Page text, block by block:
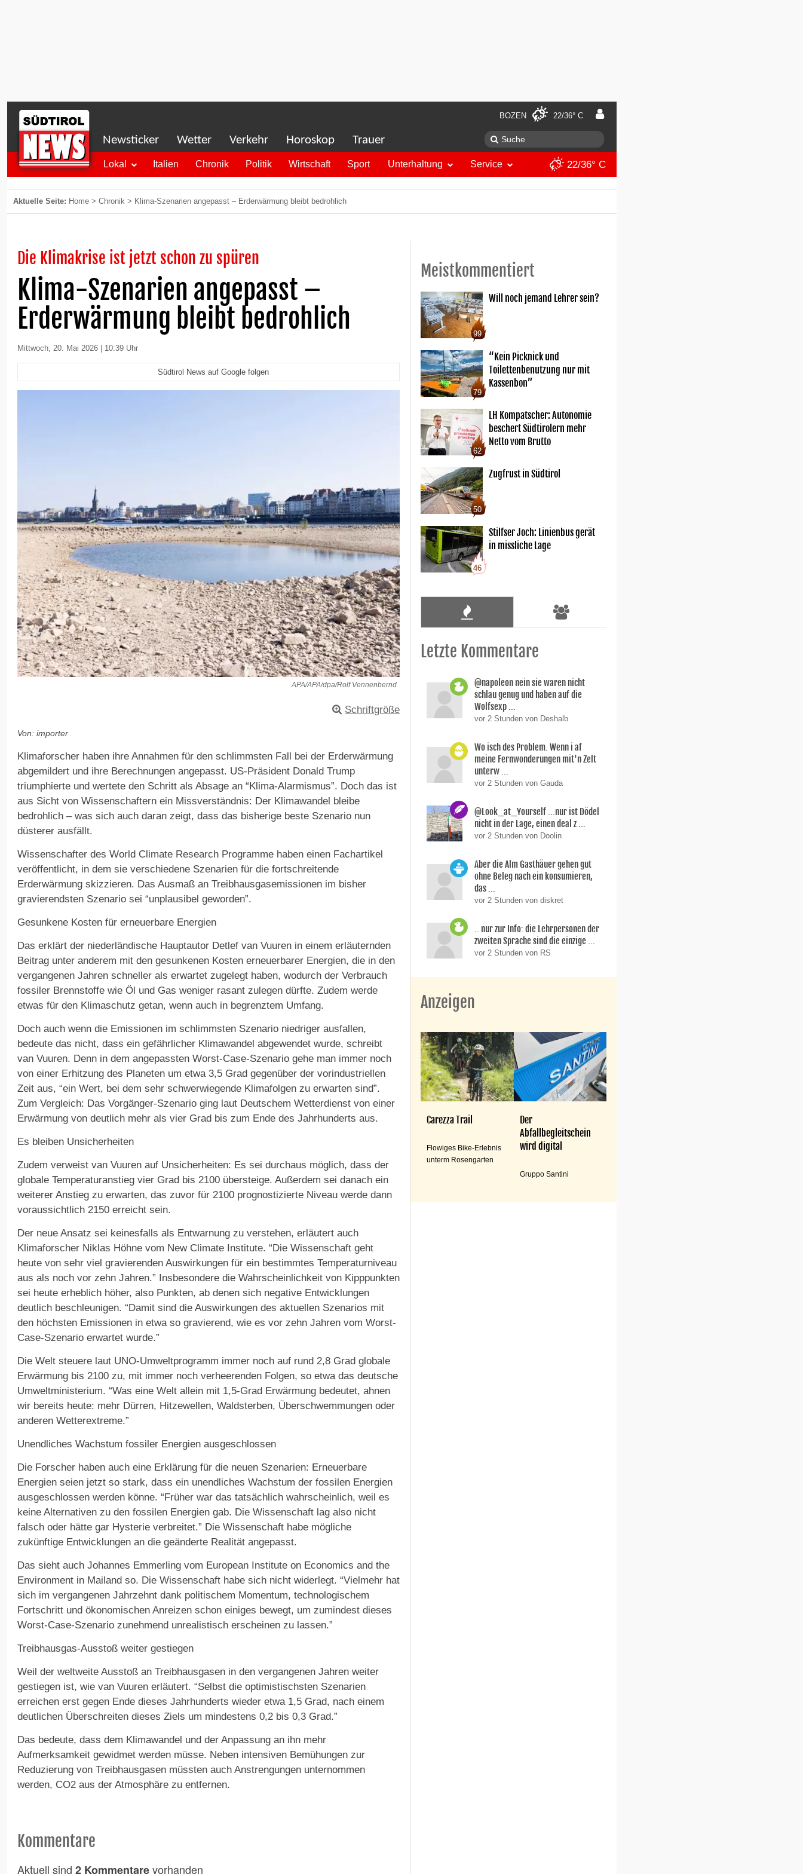
BOZEN 22/36° C
Newsticker Wetter Verkehr Horoskop Trauer
Lokal Italien Chronik Politik Wirtschaft Sport Unterhaltung Service 22/36° C
Aktuelle Seite: Home > Chronik > Klima-Szenarien angepasst – Erderwärmung bleibt bedrohlich
Die Klimakrise ist jetzt schon zu spüren
Klima-Szenarien angepasst –
Erderwärmung bleibt bedrohlich
Mittwoch, 20. Mai 2026 | 10:39 Uhr
Südtirol News auf Google folgen
APA/APA/dpa/Rolf Vennenbernd
Schriftgröße
Von: importer
Klimaforscher haben ihre Annahmen für den schlimmsten Fall bei der Erderwärmung
abgemildert und ihre Berechnungen angepasst. US-Präsident Donald Trump
triumphierte und wertete den Schritt als Absage an “Klima-Alarmismus”. Doch das ist
aus Sicht von Wissenschaftern ein Missverständnis: Der Klimawandel bleibe
bedrohlich – was sich auch daran zeigt, dass das bisherige beste Szenario nun
düsterer ausfällt.
Wissenschafter des World Climate Research Programme haben einen Fachartikel
veröffentlicht, in dem sie verschiedene Szenarien für die fortschreitende
Erderwärmung skizzieren. Das Ausmaß an Treibhausgasemissionen im bisher
gravierendsten Szenario sei “unplausibel geworden”.
Gesunkene Kosten für erneuerbare Energien
Das erklärt der niederländische Hauptautor Detlef van Vuuren in einem erläuternden
Beitrag unter anderem mit den gesunkenen Kosten erneuerbarer Energien, die in den
vergangenen Jahren schneller als erwartet zugelegt haben, wodurch der Verbrauch
fossiler Brennstoffe wie Öl und Gas weniger rasant zulegen dürfte. Zudem werde
etwas für den Klimaschutz getan, wenn auch in begrenztem Umfang.
Doch auch wenn die Emissionen im schlimmsten Szenario niedriger ausfallen,
bedeute das nicht, dass ein gefährlicher Klimawandel abgewendet wurde, schreibt
van Vuuren. Denn in dem angepassten Worst-Case-Szenario gehe man immer noch
von einer Erhitzung des Planeten um etwa 3,5 Grad gegenüber der vorindustriellen
Zeit aus, “ein Wert, bei dem sehr schwerwiegende Klimafolgen zu erwarten sind”.
Zum Vergleich: Das Vorgänger-Szenario ging laut Deutschem Wetterdienst von einer
Erwärmung von deutlich mehr als vier Grad bis zum Ende des Jahrhunderts aus.
Es bleiben Unsicherheiten
Zudem verweist van Vuuren auf Unsicherheiten: Es sei durchaus möglich, dass der
globale Temperaturanstieg vier Grad bis 2100 übersteige. Außerdem sei danach ein
weiterer Anstieg zu erwarten, das zuvor für 2100 prognostizierte Niveau werde dann
voraussichtlich 2150 erreicht sein.
Der neue Ansatz sei keinesfalls als Entwarnung zu verstehen, erläutert auch
Klimaforscher Niklas Höhne vom New Climate Institute. “Die Wissenschaft geht
heute von sehr viel gravierenden Auswirkungen für ein bestimmtes Temperaturniveau
aus als noch vor zehn Jahren.” Insbesondere die Wahrscheinlichkeit von Kipppunkten
sei heute erheblich höher, also Punkten, ab denen sich negative Entwicklungen
deutlich beschleunigen. “Damit sind die Auswirkungen des aktuellen Szenarios mit
den höchsten Emissionen in etwa so gravierend, wie es vor zehn Jahren vom Worst-
Case-Szenario erwartet wurde.”
Die Welt steuere laut UNO-Umweltprogramm immer noch auf rund 2,8 Grad globale
Erwärmung bis 2100 zu, mit immer noch verheerenden Folgen, so etwa das deutsche
Umweltministerium. “Was eine Welt allein mit 1,5-Grad Erwärmung bedeutet, ahnen
wir bereits heute: mehr Dürren, Hitzewellen, Waldsterben, Überschwemmungen oder
anderen Wetterextreme.”
Unendliches Wachstum fossiler Energien ausgeschlossen
Die Forscher haben auch eine Erklärung für die neuen Szenarien: Erneuerbare
Energien seien jetzt so stark, dass ein unendliches Wachstum der fossilen Energien
ausgeschlossen werden könne. “Früher war das tatsächlich wahrscheinlich, weil es
keine Alternativen zu den fossilen Energien gab. Die Wissenschaft lag also nicht
falsch oder hätte gar Hysterie verbreitet.” Die Wissenschaft habe mögliche
zukünftige Entwicklungen an die geänderte Realität angepasst.
Das sieht auch Johannes Emmerling vom European Institute on Economics and the
Environment in Mailand so. Die Wissenschaft habe sich nicht widerlegt. “Vielmehr hat
sich im vergangenen Jahrzehnt dank politischem Momentum, technologischem
Fortschritt und ökonomischen Anreizen schon einiges bewegt, um zumindest dieses
Worst-Case-Szenario zunehmend unrealistisch erscheinen zu lassen.”
Treibhausgas-Ausstoß weiter gestiegen
Weil der weltweite Ausstoß an Treibhausgasen in den vergangenen Jahren weiter
gestiegen ist, wie van Vuuren erläutert. “Selbst die optimistischsten Szenarien
erreichen erst gegen Ende dieses Jahrhunderts wieder etwa 1,5 Grad, nach einem
deutlichen Überschreiten dieses Ziels um mindestens 0,2 bis 0,3 Grad.”
Das bedeute, dass dem Klimawandel und der Anpassung an ihn mehr
Aufmerksamkeit gewidmet werden müsse. Neben intensiven Bemühungen zur
Reduzierung von Treibhausgasen müssten auch Anstrengungen unternommen
werden, CO2 aus der Atmosphäre zu entfernen.
Kommentare
Aktuell sind 2 Kommentarevorhanden
Meistkommentiert
99
Will noch jemand Lehrer sein?
79
“Kein Picknick und
Toilettenbenutzung nur mit
Kassenbon”
62
LH Kompatscher: Autonomie
beschert Südtirolern mehr
Netto vom Brutto
50
Zugfrust in Südtirol
46
Stilfser Joch: Linienbus gerät
in missliche Lage
Letzte Kommentare
@napoleon nein sie waren nicht
schlau genug und haben auf die
Wolfsexp ...
vor 2 Stunden von Deshalb
Wo isch des Problem. Wenn i af
meine Fernwonderungen mit'n Zelt
unterw ...
vor 2 Stunden von Gauda
@Look_at_Yourself ...nur ist Dödel
nicht in der Lage, einen deal z ...
vor 2 Stunden von Doolin
Aber die Alm Gasthäuer gehen gut
ohne Beleg nach ein konsumieren,
das ...
vor 2 Stunden von diskret
.. nur zur Info: die Lehrpersonen der
zweiten Sprache sind die einzige ...
vor 2 Stunden von RS
Anzeigen
Carezza Trail
Flowiges Bike-Erlebnis
unterm Rosengarten
Der
Abfallbegleitschein
wird digital
Gruppo Santini